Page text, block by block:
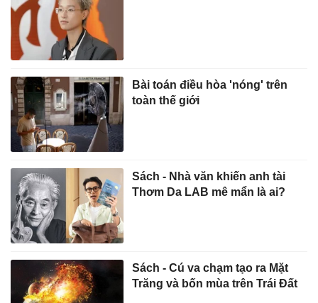
Bài toán điều hòa 'nóng' trên
toàn thế giới
Sách - Nhà văn khiến anh tài
Thơm Da LAB mê mẩn là ai?
Sách - Cú va chạm tạo ra Mặt
Trăng và bốn mùa trên Trái Đất